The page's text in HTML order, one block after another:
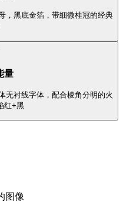
，黑底金箔，带细微桂冠的经典
量
无衬线字体，配合棱角分明的火
红+黑
图像